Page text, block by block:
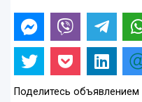
Поделитесь объявлением